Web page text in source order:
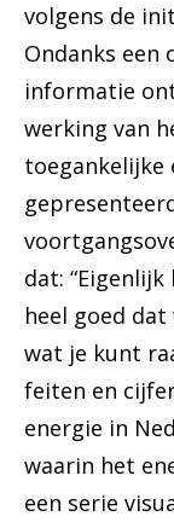
volgens de
Ondanks een
informatie
werking van
toegankelijke
dat:
heel goed
wat je kunt
feiten en
energie in
waarin het
een serie